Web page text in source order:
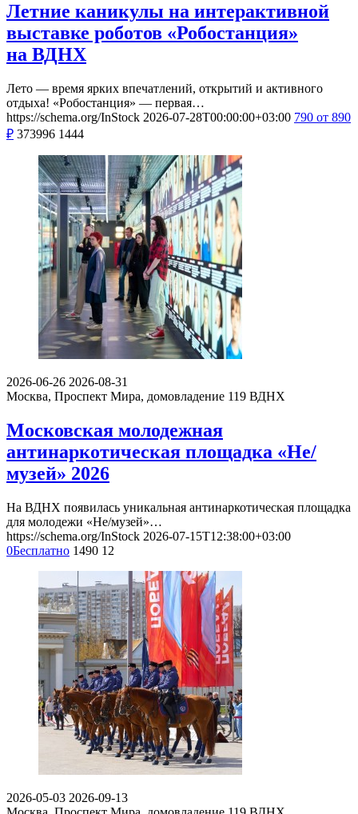
Летние каникулы на интерактивной
выставке роботов «Робостанция»
на ВДНХ
Лето — время ярких впечатлений, открытий и активного
отдыха! «Робостанция» — первая…
https://schema.org/InStock 2026-07-28T00:00:00+03:00 790 от 890
₽ 373996 1444
2026-06-26 2026-08-31
Москва, Проспект Мира, домовладение 119 ВДНХ
Московская молодежная
антинаркотическая площадка «Не/
музей» 2026
На ВДНХ появилась уникальная антинаркотическая площадка
для молодежи «Не/музей»…
https://schema.org/InStock 2026-07-15T12:38:00+03:00
0Бесплатно 1490 12
2026-05-03 2026-09-13